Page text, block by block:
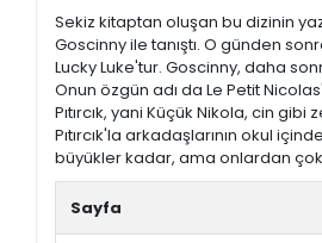
ASKERİ LİSE - PMYO KİTAPLARI
YÖS KİTAPLARI
DHBT HAZIRLIK KİTAPLARI
GYS HAZIRLIK KİTAPLARI
Sekiz kitaptan oluşan bu dizinin
Goscinny ile tanıştı. O günden
Lucky Luke'tur. Goscinny, daha
Onun özgün adı da Le Petit
Pıtırcık, yani Küçük Nikola, cin
Pıtırcık'la arkadaşlarının okul
büyükler kadar, ama onlardan
Sayfa